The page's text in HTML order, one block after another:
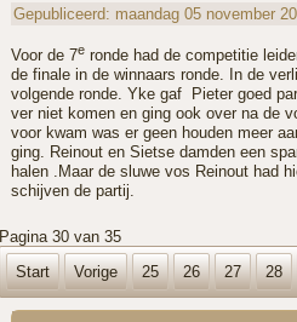
Gepubliceerd: maandag 05 november
Voor de 7e ronde had de competitie
de finale in de winnaars ronde. In de
volgende ronde. Yke gaf Pieter goed
ver niet komen en ging ook over na de
voor kwam was er geen houden meer
ging. Reinout en Sietse damden een
halen .Maar de sluwe vos Reinout had
schijven de partij.
Pagina 30 van 35
Start
Vorige 25 26 27 28